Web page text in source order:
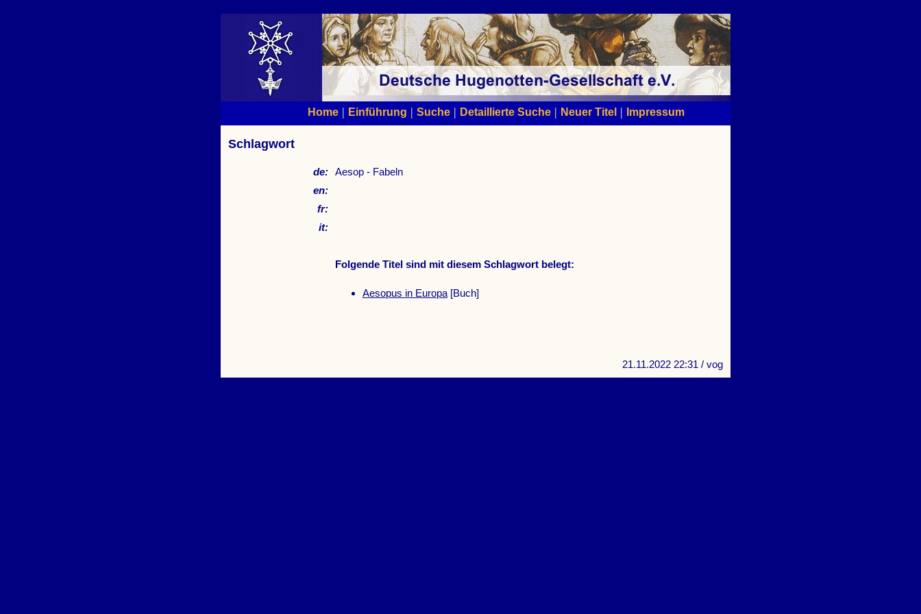
Home | Einführung | Suche | Detaillierte Suche | Neuer Titel | Impressum
Schlagwort
de: Aesop - Fabeln
en:
fr:
it:
Folgende Titel sind mit diesem Schlagwort belegt:
Aesopus in Europa[Buch]
21.11.2022 22:31 / vog